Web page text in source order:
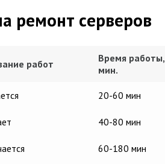
ремонт серверов
работ
Время работы,
мин.
20-60 мин
40-80 мин
60-180 мин